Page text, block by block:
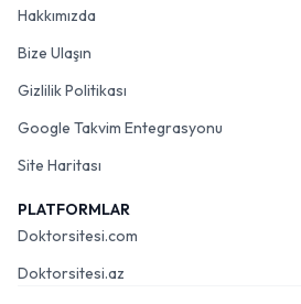
Hakkımızda
Bize Ulaşın
Gizlilik Politikası
Google Takvim Entegrasyonu
Site Haritası
PLATFORMLAR
Doktorsitesi.com
Doktorsitesi.az